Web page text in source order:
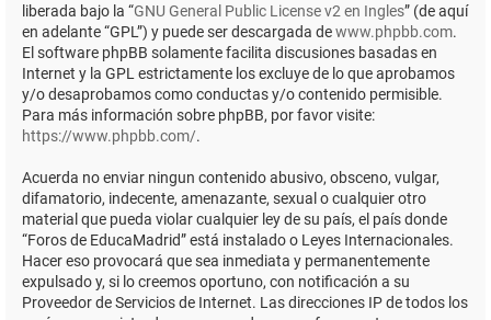
liberada bajo la “GNU General Public License v2 en Ingles” (de aquí
en adelante “GPL”) y puede ser descargada dewww.phpbb.com.
El software phpBB solamente facilita discusiones basadas en
Internet y la GPL estrictamente los excluye de lo que aprobamos
y/o desaprobamos como conductas y/o contenido permisible.
Para más información sobre phpBB, por favor visite:
https://www.phpbb.com/.
Acuerda no enviar ningun contenido abusivo, obsceno, vulgar,
difamatorio, indecente, amenazante, sexual o cualquier otro
material que pueda violar cualquier ley de su país, el país donde
“Foros de EducaMadrid” está instalado o Leyes Internacionales.
Hacer eso provocará que sea inmediata y permanentemente
expulsado y, si lo creemos oportuno, con notificación a su
Proveedor de Servicios de Internet. Las direcciones IP de todos los